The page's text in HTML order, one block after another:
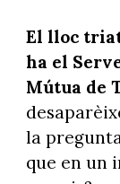
El lloc
ha el
Mútua de
la
que en un